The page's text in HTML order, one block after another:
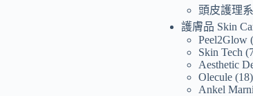
頭皮護理
護膚品 Skin
Peel2Glow
Skin Tech
Aesthetic
Olecule 18
Ankel Marni